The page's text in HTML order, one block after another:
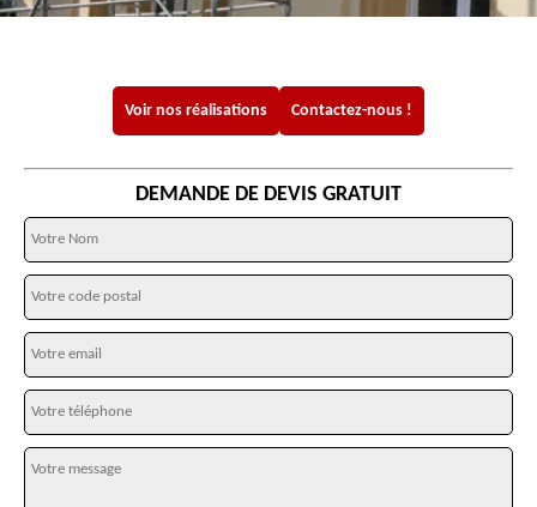
Voir nos réalisations Contactez-nous !
DEMANDE DE DEVIS GRATUIT